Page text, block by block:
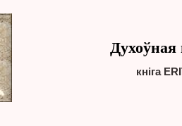
Духоўная
кніга